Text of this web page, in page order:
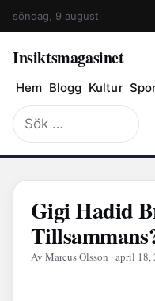
söndag, 9 augusti
Insiktsmagasinet
Hem Blogg Kultur
Sök
efter:
Gigi Hadid
Av Marcus Olsson · april 18,